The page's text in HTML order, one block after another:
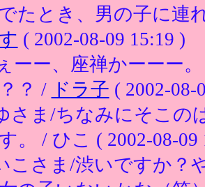
たとき、男の子に連
( 2002-08-09 15:19 )
ーー、座禅かーーー
？ / ドラ子 ( 2002-08-
さま/ちなみにそこの
。 / ひこ ( 2002-08-09
こさま/渋いですか？